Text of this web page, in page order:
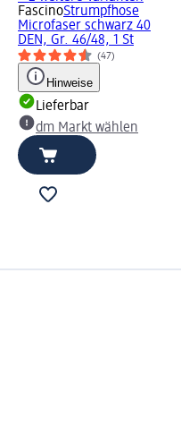
FascinoStrumpfhose
Microfaser schwarz 40
DEN, Gr. 46/48, 1 St
(47)
Hinweise
Lieferbar
dm Markt wählen